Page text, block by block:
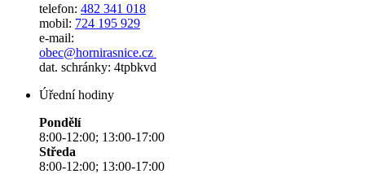
telefon: 482 341 018
mobil: 724 195 929
e-mail:
obec@hornirasnice.cz
dat. schránky: 4tpbkvd
Úřední hodiny
Pondělí
8:00-12:00; 13:00-17:00
Středa
8:00-12:00; 13:00-17:00